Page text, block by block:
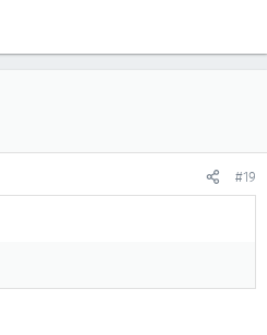
#19